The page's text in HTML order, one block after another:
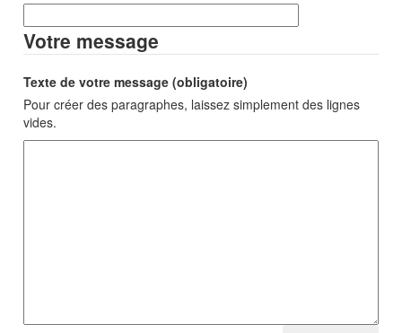
Votre message
Texte de votre message (obligatoire)
Pour créer des paragraphes, laissez simplement des lignes
vides.